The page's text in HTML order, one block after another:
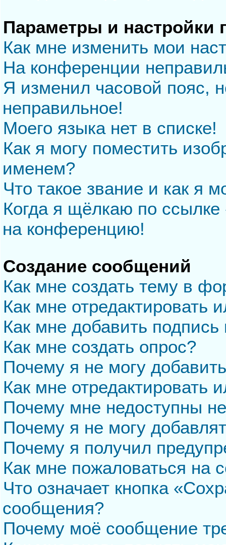
Параметры и настройки
Как мне изменить мои
На конференции
Я изменил часовой пояс,
неправильное!
Моего языка нет в списке!
Как я могу поместить
именем?
Что такое звание и как я
Когда я щёлкаю по
на конференцию!
Создание сообщений
Как мне создать тему в
Как мне отредактировать
Как мне добавить
Как мне создать опрос?
Почему я не могу
Как мне отредактировать
Почему мне недоступны
Почему я не могу
Почему я получил
Как мне пожаловаться на
Что означает кнопка
сообщения?
Почему моё сообщение